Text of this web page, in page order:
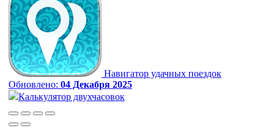
Навигатор удачных поездок
Обновлено: 04 Декабря 2025
Калькулятор двухчасовок